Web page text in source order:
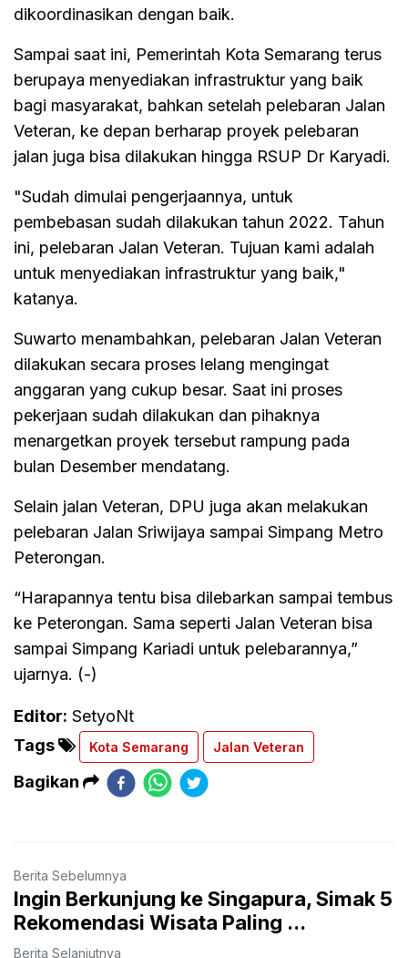
dikoordinasikan dengan baik.
Sampai saat ini, Pemerintah Kota Semarang terus
berupaya menyediakan infrastruktur yang baik
bagi masyarakat, bahkan setelah pelebaran Jalan
Veteran, ke depan berharap proyek pelebaran
jalan juga bisa dilakukan hingga RSUP Dr Karyadi.
"Sudah dimulai pengerjaannya, untuk
pembebasan sudah dilakukan tahun 2022. Tahun
ini, pelebaran Jalan Veteran. Tujuan kami adalah
untuk menyediakan infrastruktur yang baik,"
katanya.
Suwarto menambahkan, pelebaran Jalan Veteran
dilakukan secara proses lelang mengingat
anggaran yang cukup besar. Saat ini proses
pekerjaan sudah dilakukan dan pihaknya
menargetkan proyek tersebut rampung pada
bulan Desember mendatang.
Selain jalan Veteran, DPU juga akan melakukan
pelebaran Jalan Sriwijaya sampai Simpang Metro
Peterongan.
“Harapannya tentu bisa dilebarkan sampai tembus
ke Peterongan. Sama seperti Jalan Veteran bisa
sampai Simpang Kariadi untuk pelebarannya,”
ujarnya. (-)
Editor: SetyoNt
Tags
Kota Semarang Jalan Veteran
Bagikan
Berita Sebelumnya
Ingin Berkunjung ke Singapura, Simak 5
Rekomendasi Wisata Paling ...
Berita Selanjutnya